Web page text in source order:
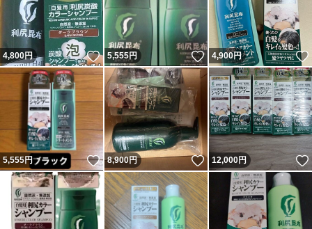
4,800円 いいね！
5,555円 いいね！
4,900円
5,555円 いいね！
8,900円 いいね！
12,000円